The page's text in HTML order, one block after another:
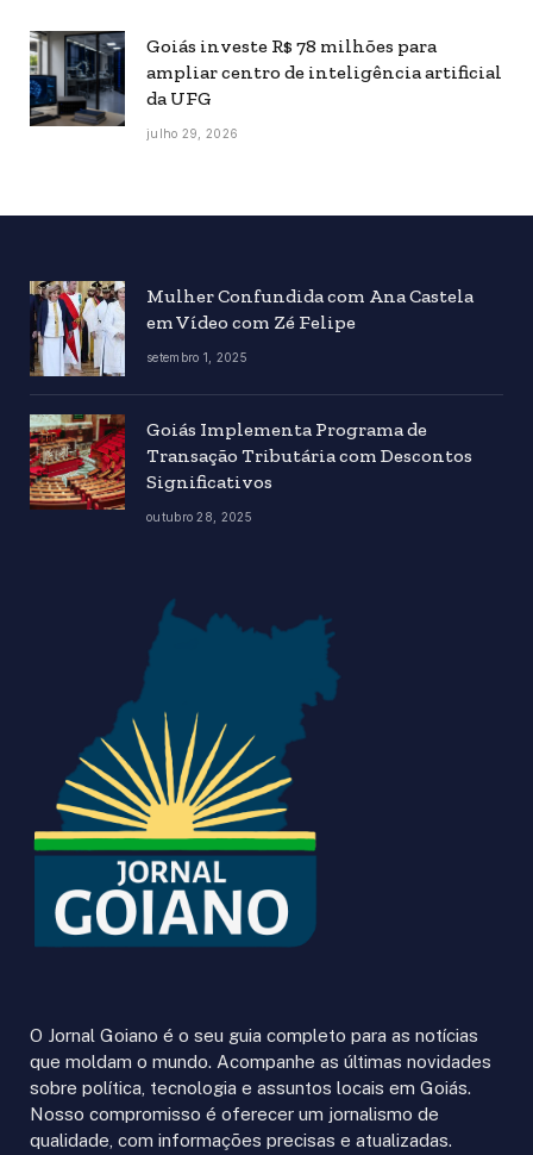
Goiás investe R$ 78 milhões para
ampliar centro de inteligência artificial
da UFG
julho 29, 2026
Mulher Confundida com Ana Castela
em Vídeo com Zé Felipe
setembro 1, 2025
Goiás Implementa Programa de
Transação Tributária com Descontos
Significativos
outubro 28, 2025
O Jornal Goiano é o seu guia completo para as notícias
que moldam o mundo. Acompanhe as últimas novidades
sobre política, tecnologia e assuntos locais em Goiás.
Nosso compromisso é oferecer um jornalismo de
qualidade, com informações precisas e atualizadas.